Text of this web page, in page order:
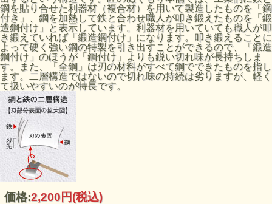
鋼を貼り合せた利器材（複合材）を用いて製造したものを「鋼
付き」、鋼を加熱して鉄と合わせ職人が叩き鍛えたものを「鍛
造鋼付け」と表示しています。利器材を用いていても職人が叩
き鍛えていれば「鍛造鋼付け」になります。叩き鍛えることに
よって硬く強い鋼の特製を引き出すことができるので、「鍛造
鋼付け」のほうが「鋼付け」よりも鋭い切れ味が長持ちしま
す。また、「全鋼」は刃の材料がすべて鋼でできたものを指し
ます。二層構造ではないので切れ味の持続は劣りますが、軽く
て扱いやすいのが特長です。
価格:2,200円(税込)